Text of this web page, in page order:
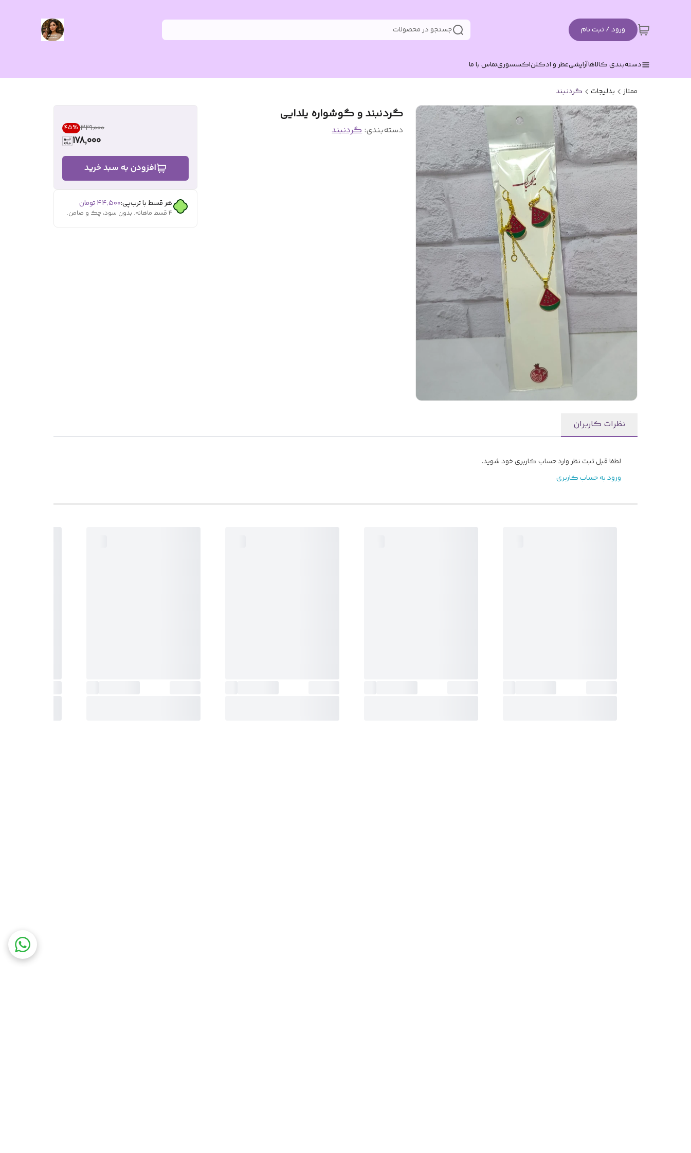
ورود / ثبت نام جستجو در محصولات
دسته‌بندی کالاهاآرایشیعطر و ادکلناکسسوریتماس با ما
ممتاز بدلیجات گردنبند
گردنبند و گوشواره یلدایی
دسته‌بندی:گردنبند ۳۲۹٬۰۰۰ 45%
178,000
افزودن به سبد خرید
هر قسط با ترب‌پی:۴۴٬۵۰۰تومان
۴ قسط ماهانه. بدون سود، چک و ضامن.
نظرات کاربران
لطفا قبل ثبت نظر وارد حساب کاربری خود شوید.
ورود به حساب کاربری